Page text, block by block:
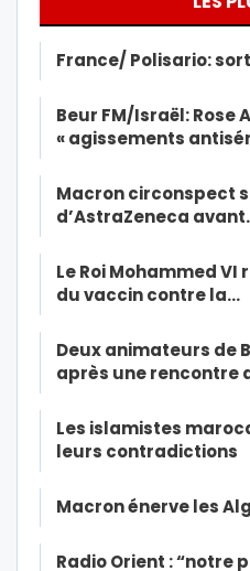
France/ Polisario:
Beur FM/Israël: Rose
« agissements
Macron circonspect
d’AstraZeneca
Le Roi Mohammed
du vaccin contre la…
Deux animateurs de
après une rencontre
Les islamistes
leurs contradictions
Macron énerve les
Radio Orient : “notre